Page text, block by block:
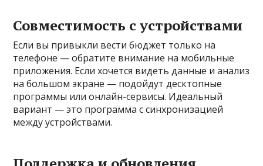
Совместимость с устройствами
Если вы привыкли вести бюджет только на
телефоне — обратите внимание на мобильные
приложения. Если хочется видеть данные и анализ
на большом экране — подойдут десктопные
программы или онлайн-сервисы. Идеальный
вариант — это программа с синхронизацией
между устройствами.